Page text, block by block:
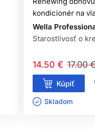
kondicionér na
Wella
Starostlivosť o
17.00
14.50 €
Kúpiť
Skladom ㅤ